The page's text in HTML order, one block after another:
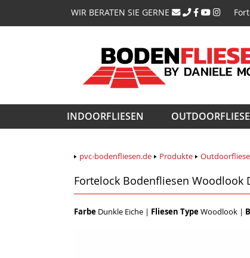
WIR BERATEN SIE GERNE
Navigation
überspringen
INDOORFLIESEN
pvc-bodenfliesen.de Produkte
Fortelock Bodenfliesen Woodlook
Farbe Dunkle Eiche | Fliesen TypeWoodlook |